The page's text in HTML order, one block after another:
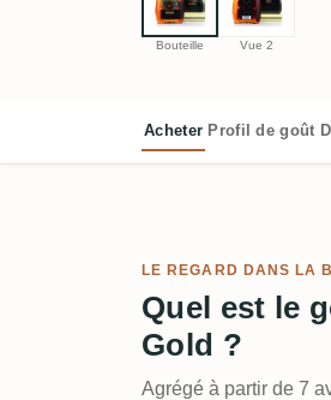
Bouteille Vue 2
Acheter Profil de goût
LE REGARD DANS LA
Quel est le
Gold ?
Agrégé à partir de 7